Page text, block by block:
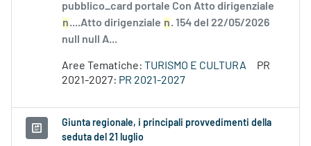
pubblico_card portale Con Atto dirigenziale
n....Atto dirigenziale n. 154 del 22/05/2026
null null A...
Aree Tematiche: TURISMO E CULTURA
PR
2021-2027: PR 2021-2027
Giunta regionale, i principali provvedimenti della
seduta del 21 luglio